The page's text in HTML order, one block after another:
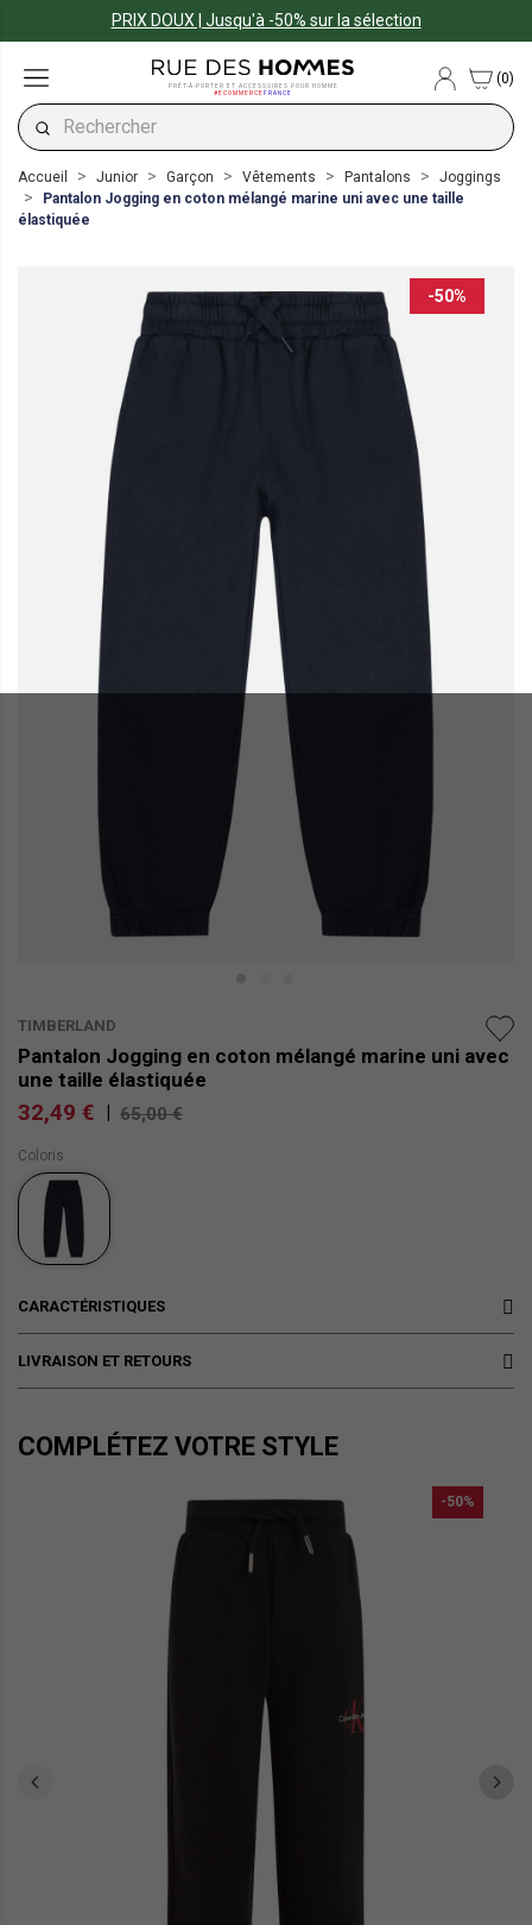
PRIX DOUX | Jusqu'à -50% sur la sélection
PRÊT-À-PORTER ET ACCESSOIRES POUR HOMME
#ECOMMERCEFRANCE
(0)
Accueil Junior Garçon Vêtements Pantalons
Joggings
Pantalon Jogging en coton mélangé marine uni avec une taille
élastiquée
-50%
TIMBERLAND
Pantalon Jogging en coton mélangé marine uni avec
une taille élastiquée
32,49 € 65,00 €
Coloris
CARACTÉRISTIQUES
LIVRAISON ET RETOURS
COMPLÉTEZ VOTRE STYLE
-50%